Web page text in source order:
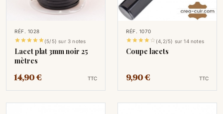
RÉF. 1028
(5/5) sur 3 notes
Lacet plat 3mm noir 25
mètres
14,90 € TTC
RÉF. 1070
  (4,2/5) sur 14 notes
Coupe lacets
9,90 € TTC